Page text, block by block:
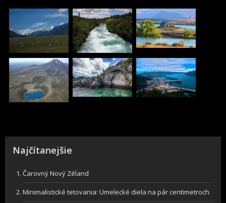
Najčítanejšie
Čarovný Nový Zéland
Minimalistické tetovania: Umelecké diela na pár centimetroch